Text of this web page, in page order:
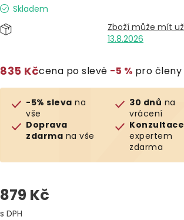
Skladem
13.8.2026
835 Kčcena po slevě −5 % pro členy
-5% sleva na
vše
Doprava
zdarma na vše
30 dnů na
vrácení
Konzultace
expertem
zdarma
879 Kč